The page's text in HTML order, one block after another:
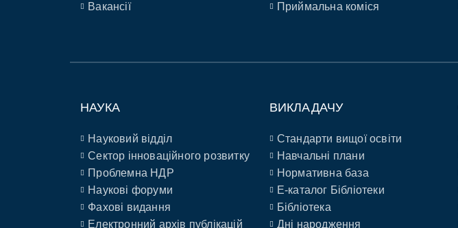
Вакансії
Приймальна коміся
НАУКА
Науковий відділ
Сектор інноваційного розвитку
Проблемна НДР
Наукові форуми
Фахові видання
Електронний архів публікацій
ВИКЛАДАЧУ
Стандарти вищої освіти
Навчальні плани
Нормативна база
E-каталог Бібліотеки
Бібліотека
Дні народження